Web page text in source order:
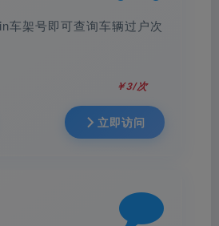
车架号即可查询车辆过户次
￥3/次
立即访问